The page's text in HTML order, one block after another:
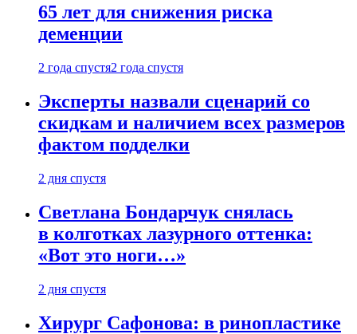
65 лет для снижения риска
деменции
2 года спустя2 года спустя
Эксперты назвали сценарий со
скидкам и наличием всех размеров
фактом подделки
2 дня спустя
Светлана Бондарчук снялась
в колготках лазурного оттенка:
«Вот это ноги…»
2 дня спустя
Хирург Сафонова: в ринопластике